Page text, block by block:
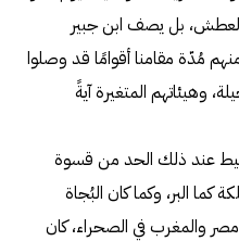
بل يصف ابن جبير
مُدّة مقامنا أقوامًا قد وصلوا
وهيئاتهم المتغيرة آيةً
عند ذلك الحد من قسوة
كما البر، وكما كان البُجاة
والمغرب في الصحراء، كان